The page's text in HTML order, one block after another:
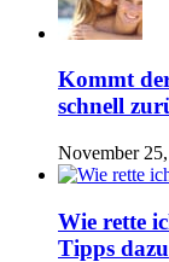
Kommt
schnell
November
Wie rette
Tipps dazu